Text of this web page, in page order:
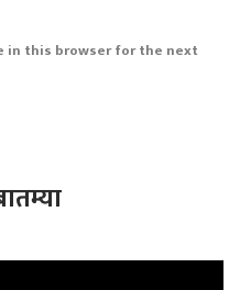
in this browser for the next